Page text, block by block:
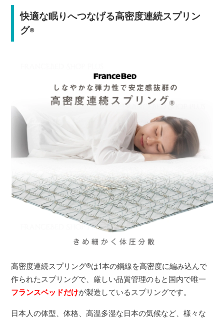
快適な眠りへつなげる高密度連続スプリン
グ®
高密度連続スプリング®は1本の鋼線を高密度に編み込んで
作られたスプリングで、厳しい品質管理のもと国内で唯一
フランスベッドだけが製造しているスプリングです。
日本人の体型、体格、高温多湿な日本の気候など、様々な